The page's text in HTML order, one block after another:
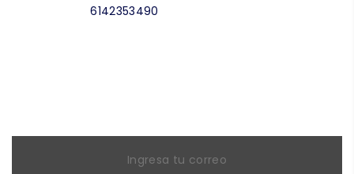
6142353490